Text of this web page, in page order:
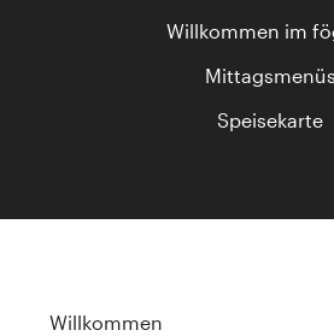
Willkommen im
Mittagsmenüs
Speisekarte
Willkommen